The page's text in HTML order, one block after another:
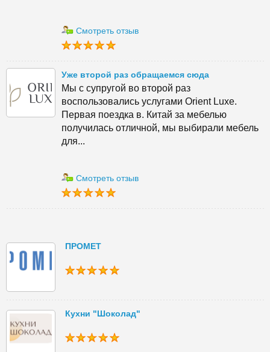
Смотреть отзыв
Уже второй раз обращаемся сюда
Мы с супругой во второй раз
воспользовались услугами Orient Luxe.
Первая поездка в. Китай за мебелью
получилась отличной, мы выбирали мебель
для...
Смотреть отзыв
ПРОМЕТ
Кухни "Шоколад"